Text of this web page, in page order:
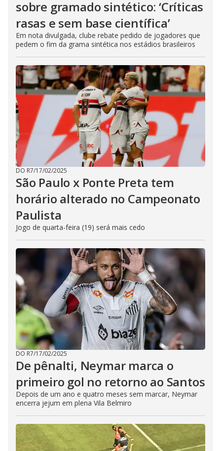
sobre gramado sintético: ‘Críticas
rasas e sem base científica’
Em nota divulgada, clube rebate pedido de jogadores que
pedem o fim da grama sintética nos estádios brasileiros
DO R7/17/02/2025
São Paulo x Ponte Preta tem
horário alterado no Campeonato
Paulista
Jogo de quarta-feira (19) será mais cedo
DO R7/17/02/2025
De pênalti, Neymar marca o
primeiro gol no retorno ao Santos
Depois de um ano e quatro meses sem marcar, Neymar
encerra jejum em plena Vila Belmiro